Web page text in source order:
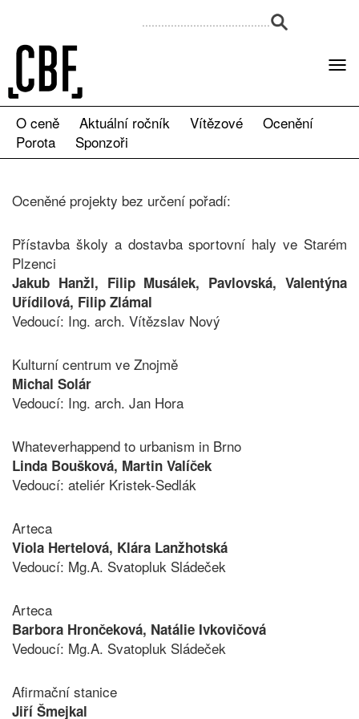
O ceně Aktuální ročník Vítězové
Ocenění
Porota
Sponzoři
Oceněné projekty bez určení pořadí:
Přístavba školy a dostavba sportovní haly ve Starém
Plzenci
Jakub Hanžl, Filip Musálek, Pavlovská, Valentýna
Uřídilová, Filip Zlámal
Vedoucí: Ing. arch. Vítězslav Nový
Kulturní centrum ve Znojmě
Michal Solár
Vedoucí: Ing. arch. Jan Hora
Whateverhappend to urbanism in Brno
Linda Boušková, Martin Valíček
Vedoucí: ateliér Kristek-Sedlák
Arteca
Viola Hertelová, Klára Lanžhotská
Vedoucí: Mg.A. Svatopluk Sládeček
Arteca
Barbora Hrončeková, Natálie Ivkovičová
Vedoucí: Mg.A. Svatopluk Sládeček
Afirmační stanice
Jiří Šmejkal